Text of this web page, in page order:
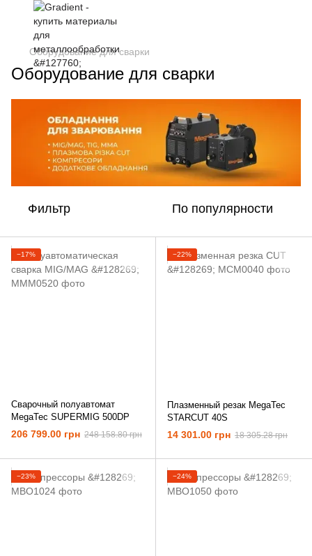
Оборудование для сварки
Оборудование для сварки
Фильтр По популярности
−17%
Сварочный полуавтомат
MegaTec SUPERMIG 500DP
206 799.00 грн 248 158.80 грн
−22%
Плазменный резак MegaTec
STARCUT 40S
14 301.00 грн 18 305.28 грн
−23% −24%